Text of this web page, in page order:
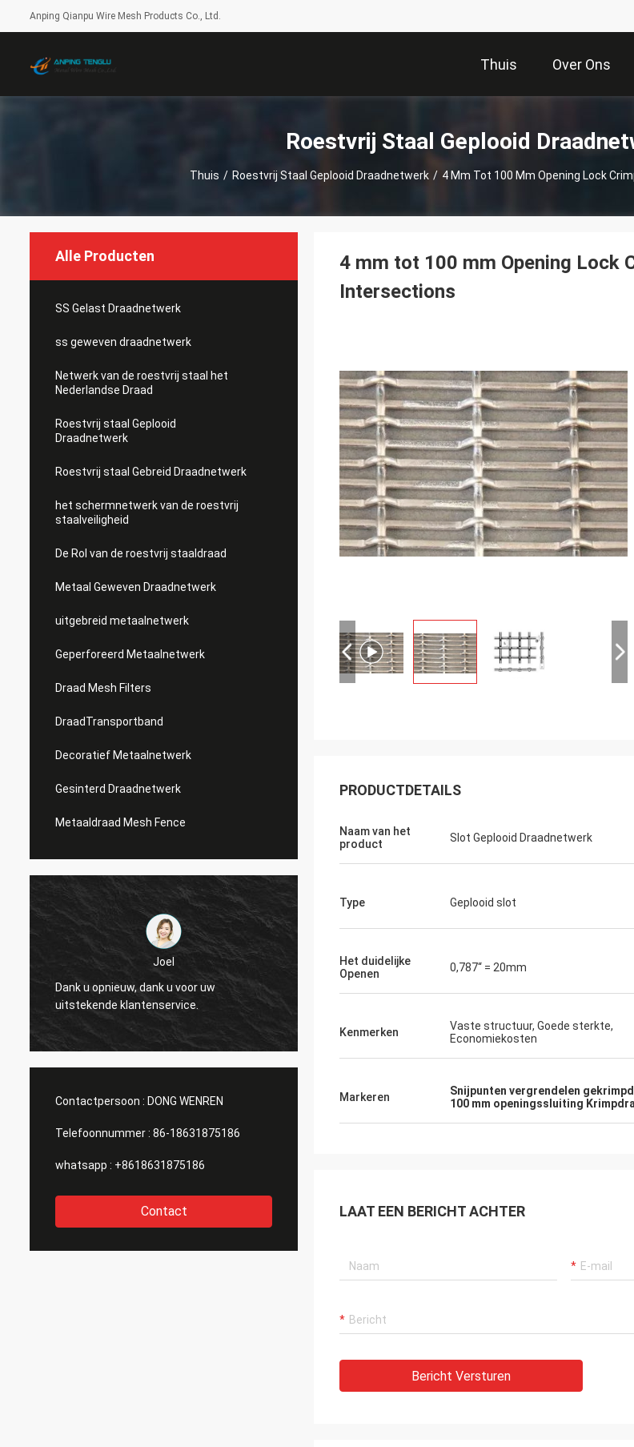
Anping Qianpu Wire Mesh Products Co., Ltd.
Thuis Over Ons
Roestvrij Staal Geplooid
Thuis / Roestvrij Staal Geplooid Draadnetwerk / 4 Mm Tot 100 Mm Opening Lock
Alle Producten
SS Gelast Draadnetwerk
ss geweven draadnetwerk
Netwerk van de roestvrij staal het
Nederlandse Draad
Roestvrij staal Geplooid
Draadnetwerk
Roestvrij staal Gebreid Draadnetwerk
het schermnetwerk van de roestvrij
staalveiligheid
De Rol van de roestvrij staaldraad
Metaal Geweven Draadnetwerk
uitgebreid metaalnetwerk
Geperforeerd Metaalnetwerk
Draad Mesh Filters
DraadTransportband
Decoratief Metaalnetwerk
Gesinterd Draadnetwerk
Metaaldraad Mesh Fence
Joel
Dank u opnieuw, dank u voor uw
uitstekende klantenservice.
Contactpersoon : DONG WENREN
Telefoonnummer : 86-18631875186
whatsapp : +8618631875186
Contact
4 mm tot 100 mm Opening Lock
Intersections
PRODUCTDETAILS
Naam van het
product
Slot Geplooid Draadnetwerk
Type Geplooid slot
Het duidelijke
Openen
0,787“ = 20mm
Kenmerken
Vaste structuur, Goede sterkte,
Economiekosten
Markeren Snijpunten vergrendelen
100 mm openingssluiting
LAAT EEN BERICHT ACHTER
Bericht Versturen